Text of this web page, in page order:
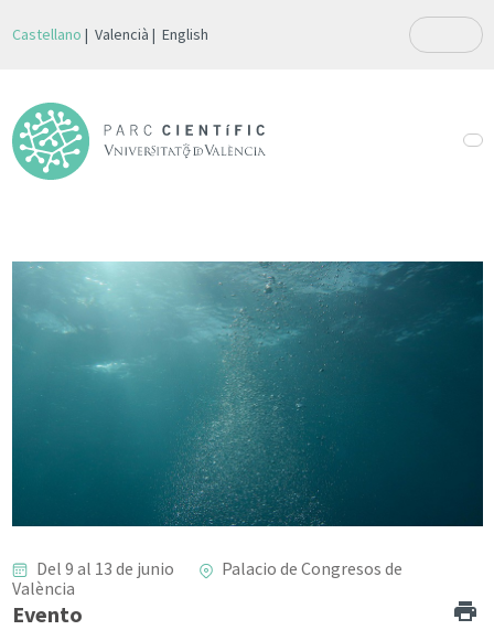
Castellano Valencià English
Del 9 al 13 de junio
Palacio de Congresos de
València
Evento